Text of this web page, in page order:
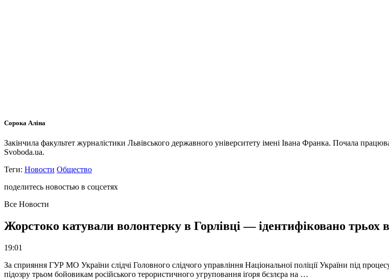
Сорока Аліна
Закінчила факультет журналістики Львівського державного університету імені Івана Франка. Почала
Svoboda.ua.
Теги: Новости Общество
поделитесь новостью в соцсетях
Все Новости
Жорстоко катували волонтерку в Горлівці — ідентифіковано трьох
19:01
За сприяння ГУР МО України слідчі Головного слідчого управління Національної поліції України під
підозру трьом бойовикам російського терористичного угруповання іґоря бєзлєра на …